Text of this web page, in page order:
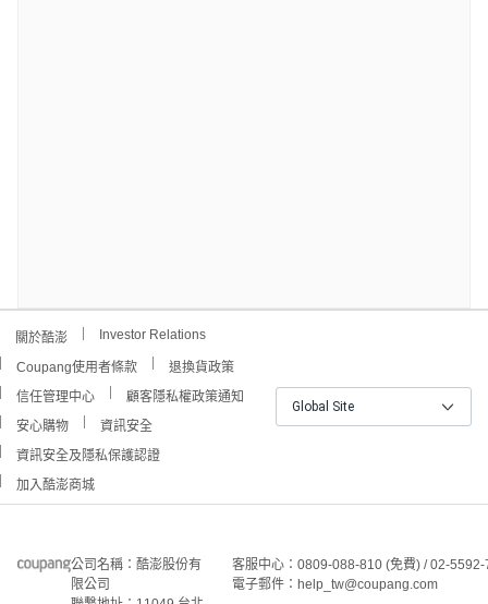
關於酷澎 Investor Relations
Coupang使用者條款
退換貨政策
信任管理中心
顧客隱私權政策通知
安心購物
資訊安全
資訊安全及隱私保護認證
加入酷澎商城
Global Site
公司名稱：酷澎股份有
限公司
客服中心：0809-088-810 (免費) / 02-
電子郵件：help_tw@coupang.com